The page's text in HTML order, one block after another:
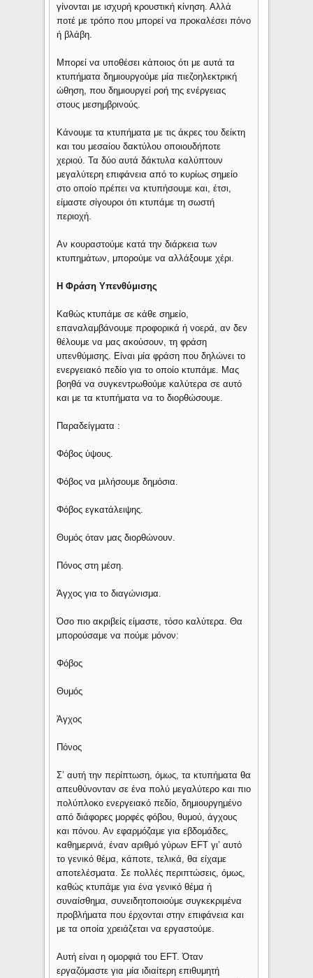
γίνονται με ισχυρή κρουστική κίνηση. Αλλά
ποτέ με τρόπο που μπορεί να προκαλέσει πόνο
ή βλάβη.
Μπορεί να υποθέσει κάποιος ότι με αυτά τα
κτυπήματα δημιουργούμε μία πιεζοηλεκτρική
ώθηση, που δημιουργεί ροή της ενέργειας
στους μεσημβρινούς.
Κάνουμε τα κτυπήματα με τις άκρες του δείκτη
και του μεσαίου δακτύλου οποιουδήποτε
χεριού. Τα δύο αυτά δάκτυλα καλύπτουν
μεγαλύτερη επιφάνεια από το κυρίως σημείο
στο οποίο πρέπει να κτυπήσουμε και, έτσι,
είμαστε σίγουροι ότι κτυπάμε τη σωστή
περιοχή.
Αν κουραστούμε κατά την διάρκεια των
κτυπημάτων, μπορούμε να αλλάξουμε χέρι.
Η Φράση Υπενθύμισης
Καθώς κτυπάμε σε κάθε σημείο,
επαναλαμβάνουμε προφορικά ή νοερά, αν δεν
θέλουμε να μας ακούσουν, τη φράση
υπενθύμισης. Είναι μία φράση που δηλώνει το
ενεργειακό πεδίο για το οποίο κτυπάμε. Μας
βοηθά να συγκεντρωθούμε καλύτερα σε αυτό
και με τα κτυπήματα να το διορθώσουμε.
Παραδείγματα :
Φόβος ύψους.
Φόβος να μιλήσουμε δημόσια.
Φόβος εγκατάλειψης.
Θυμός όταν μας διορθώνουν.
Πόνος στη μέση.
Άγχος για το διαγώνισμα.
Όσο πιο ακριβείς είμαστε, τόσο καλύτερα. Θα
μπορούσαμε να πούμε μόνον:
Φόβος
Θυμός
Άγχος
Πόνος
Σ’ αυτή την περίπτωση, όμως, τα κτυπήματα θα
απευθύνονταν σε ένα πολύ μεγαλύτερο και πιο
πολύπλοκο ενεργειακό πεδίο, δημιουργημένο
από διάφορες μορφές φόβου, θυμού, άγχους
και πόνου. Αν εφαρμόζαμε για εβδομάδες,
καθημερινά, έναν αριθμό γύρων EFT γι’ αυτό
το γενικό θέμα, κάποτε, τελικά, θα είχαμε
αποτελέσματα. Σε πολλές περιπτώσεις, όμως,
καθώς κτυπάμε για ένα γενικό θέμα ή
συναίσθημα, συνειδητοποιούμε συγκεκριμένα
προβλήματα που έρχονται στην επιφάνεια και
με τα οποία χρειάζεται να εργαστούμε.
Αυτή είναι η ομορφιά του EFT. Όταν
εργαζόμαστε για μία ιδιαίτερη επιθυμητή